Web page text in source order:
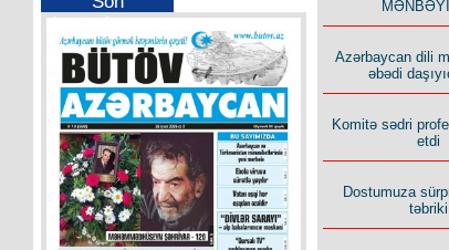
buraxılışımız
Azərbaycan dili
əbədi
Komitə sədri
etdi
Dostumuza
təbriki